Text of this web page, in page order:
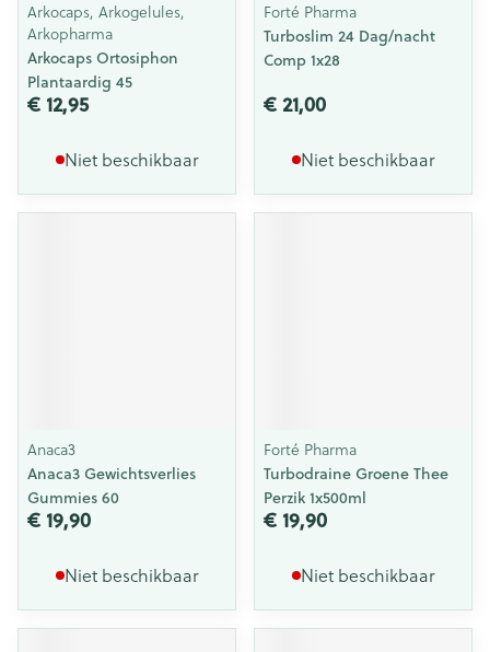
Arkocaps, Arkogelules,
Arkopharma
Arkocaps Ortosiphon
Plantaardig 45
€ 12,95
Niet beschikbaar
Forté Pharma
Turboslim 24 Dag/nacht
Comp 1x28
€ 21,00
Niet beschikbaar
Anaca3
Anaca3 Gewichtsverlies
Gummies 60
€ 19,90
Niet beschikbaar
Forté Pharma
Turbodraine Groene Thee
Perzik 1x500ml
€ 19,90
Niet beschikbaar